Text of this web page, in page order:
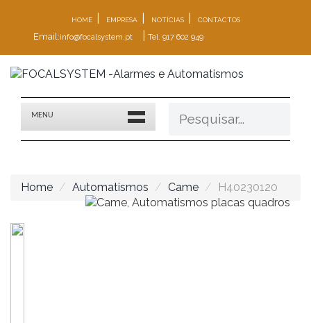
HOME EMPRESA NOTÍCIAS CONTACTOS
Email:info@focalsystem.pt Tel. 917 602 949
MENU
Home Automatismos Came H40230120